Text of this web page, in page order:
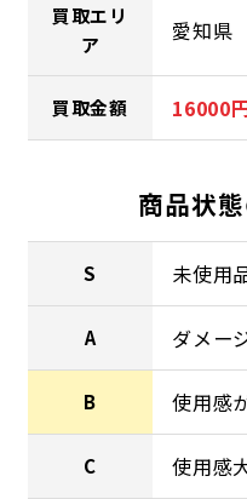
買取エリ
ア
愛知県
買取金額 16000
商品状
S 未使用
A ダメー
B 使用感
C 使用感